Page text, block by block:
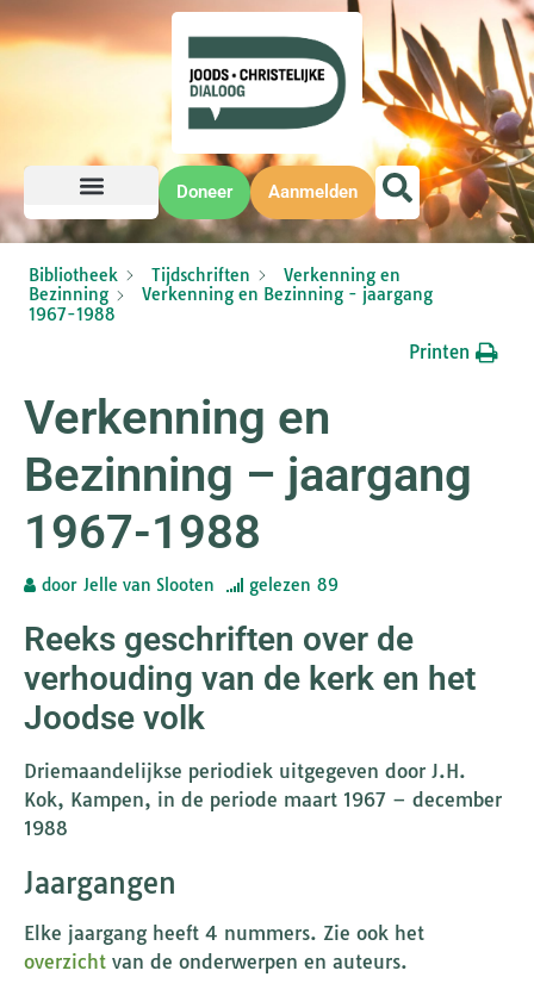
Doneer Aanmelden
Bibliotheek Tijdschriften
Verkenning en
Bezinning
Verkenning en Bezinning - jaargang
1967-1988
Printen
Verkenning en
Bezinning – jaargang
1967-1988
door Jelle van Slooten gelezen 89
Reeks geschriften over de
verhouding van de kerk en het
Joodse volk
Driemaandelijkse periodiek uitgegeven door J.H.
Kok, Kampen, in de periode maart 1967 – december
1988
Jaargangen
Elke jaargang heeft 4 nummers. Zie ook het
overzicht van de onderwerpen en auteurs.